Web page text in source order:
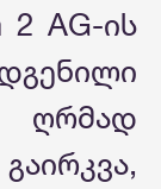
2 AG-ის